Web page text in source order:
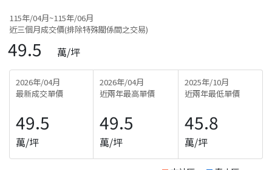
115年/04月~115年/06月
近三個月成交價(排除特殊關係間之交易)
49.5 萬/坪
2026年/04月
最新成交單價
49.5
萬/坪
2026年/04月
近兩年最高單價
49.5
萬/坪
2025年/10月
近兩年最低單價
45.8
萬/坪